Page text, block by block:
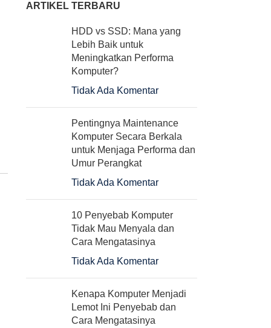
ARTIKEL TERBARU
HDD vs SSD: Mana yang
Lebih Baik untuk
Meningkatkan Performa
Komputer?
Tidak Ada Komentar
Pentingnya Maintenance
Komputer Secara Berkala
untuk Menjaga Performa dan
Umur Perangkat
Tidak Ada Komentar
10 Penyebab Komputer
Tidak Mau Menyala dan
Cara Mengatasinya
Tidak Ada Komentar
Kenapa Komputer Menjadi
Lemot Ini Penyebab dan
Cara Mengatasinya